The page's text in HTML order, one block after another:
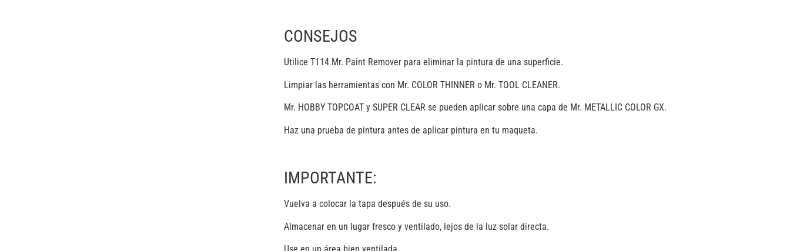
CONSEJOS
Utilice T114 Mr. Paint Remover para eliminar la pintura de una superficie.
Limpiar las herramientas con Mr. COLOR THINNER o Mr. TOOL CLEANER.
Mr. HOBBY TOPCOAT y SUPER CLEAR se pueden aplicar sobre una capa de Mr. METALLIC COLOR GX.
Haz una prueba de pintura antes de aplicar pintura en tu maqueta.
IMPORTANTE:
Vuelva a colocar la tapa después de su uso.
Almacenar en un lugar fresco y ventilado, lejos de la luz solar directa.